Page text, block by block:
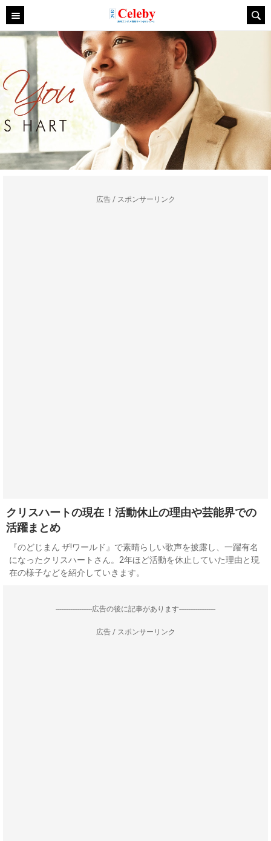
広告 / スポンサーリンク
クリスハートの現在！活動休止の理由や芸能界での
活躍まとめ
『のどじまん ザ!ワールド』で素晴らしい歌声を披露し、一躍有名
になったクリスハートさん。2年ほど活動を休止していた理由と現
在の様子などを紹介していきます。
--------------------広告の後に記事があります--------------------
広告 / スポンサーリンク